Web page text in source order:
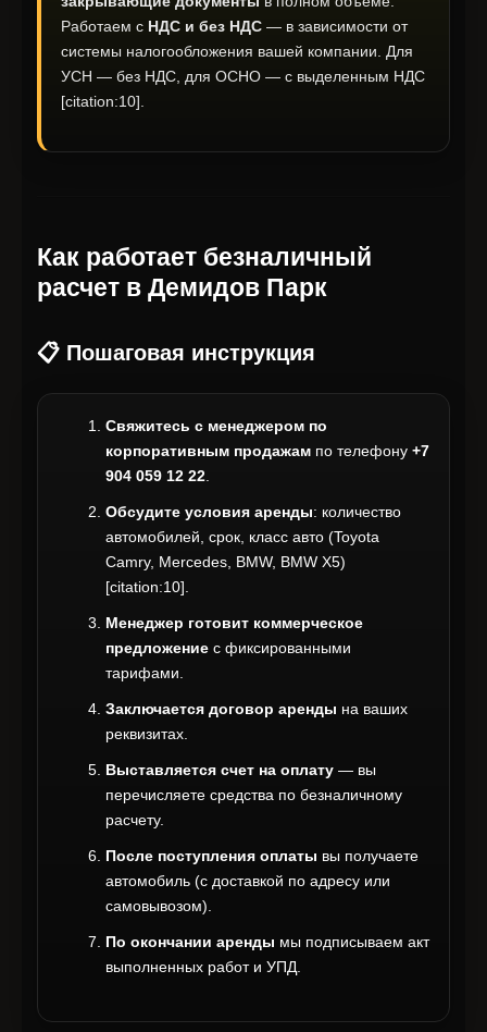
Работаем с НДС и без НДС — в зависимости от
системы налогообложения вашей компании. Для
УСН — без НДС, для ОСНО — с выделенным НДС
[citation:10].
Как работает безналичный
расчет в Демидов Парк
📋 Пошаговая инструкция
Свяжитесь с менеджером по
корпоративным продажам по телефону +7
904 059 12 22
Обсудите условия аренды: количество
автомобилей, срок, класс авто (Toyota
Camry, Mercedes, BMW, BMW X5)
[citation:10].
Менеджер готовит коммерческое
предложение с фиксированными
тарифами.
Заключается договор аренды на ваших
реквизитах.
Выставляется счет на оплату — вы
перечисляете средства по безналичному
расчету.
После поступления оплаты вы получаете
автомобиль (с доставкой по адресу или
самовывозом).
По окончании аренды мы подписываем акт
выполненных работ и УПД.